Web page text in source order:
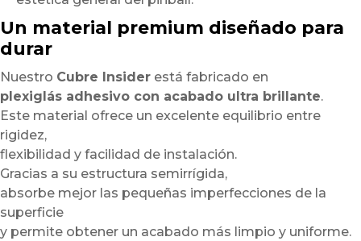
Un material premium diseñado para
durar
Nuestro Cubre Insider está fabricado en
plexiglás adhesivo con acabado ultra brillante.
Este material ofrece un excelente equilibrio entre
rigidez,
flexibilidad y facilidad de instalación.
Gracias a su estructura semirrígida,
absorbe mejor las pequeñas imperfecciones de la
superficie
y permite obtener un acabado más limpio y uniforme.